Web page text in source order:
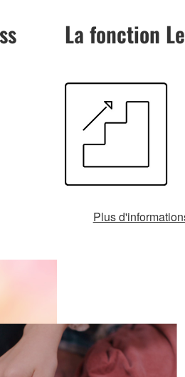
La fonction
Plus